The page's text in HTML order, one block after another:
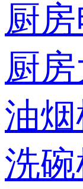
厨
厨
油
洗